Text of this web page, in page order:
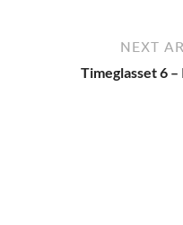
NEXT
Timeglasset 6